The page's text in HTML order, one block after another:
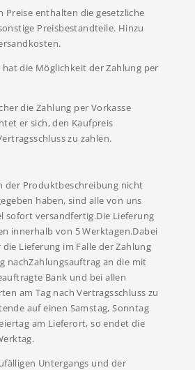
Preise enthalten die gesetzliche
Preisbestandteile. Hinzu
hat die Möglichkeit der Zahlung per
die Zahlung per Vorkasse
er sich, den Kaufpreis
zu zahlen.
der Produktbeschreibung nicht
haben, sind alle von uns
sofort versandfertig.Die Lieferung
innerhalb von 5 Werktagen.Dabei
Lieferung im Falle der Zahlung
nachZahlungsauftrag an die mit
Bank und bei allen
am Tag nach Vertragsschluss zu
auf einen Samstag, Sonntag
am Lieferort, so endet die
Untergangs und der